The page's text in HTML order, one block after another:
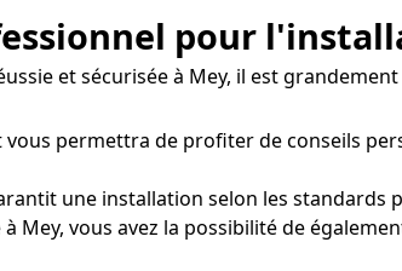
pour
et sécurisée à Mey, il est
permettra de profiter de conseils
une installation selon les standards
Mey, vous avez la possibilité de